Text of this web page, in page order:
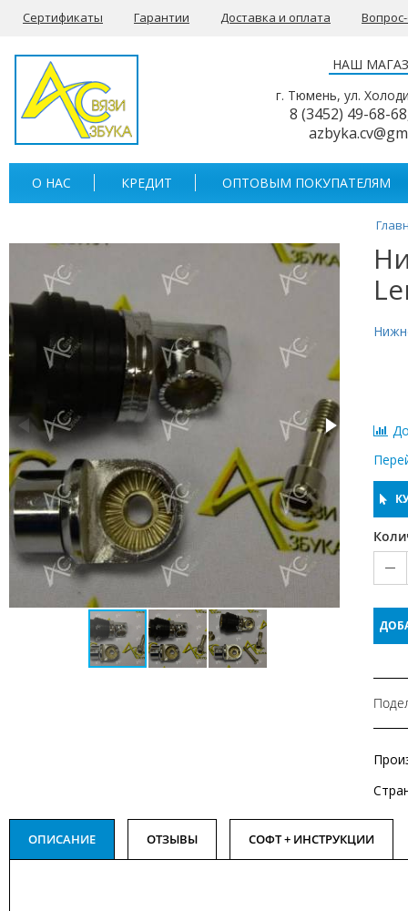
Сертификаты Гарантии Доставка и оплата
НАШ
г. Тюмень, ул.
8 (3452) 49-68-68
О НАС КРЕДИТ ОПТОВЫМ ПОКУПАТЕЛЯМ
ОПИСАНИЕ ОТЗЫВЫ СОФТ + ИНСТРУКЦИИ